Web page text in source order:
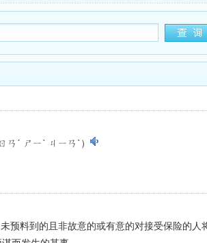
ˊ ㄕㄧˋ ㄐㄧㄢˋ）
未预料到的且非故意的或有意的对接受保险的人